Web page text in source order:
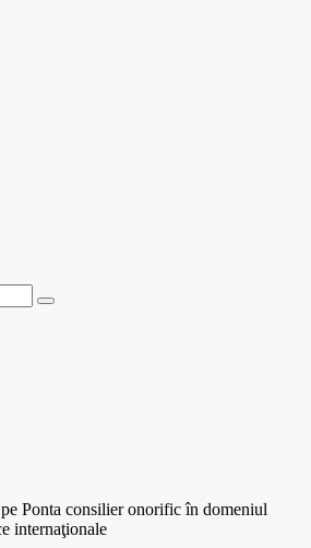
Ponta consilier onorific în domeniul
internaţionale